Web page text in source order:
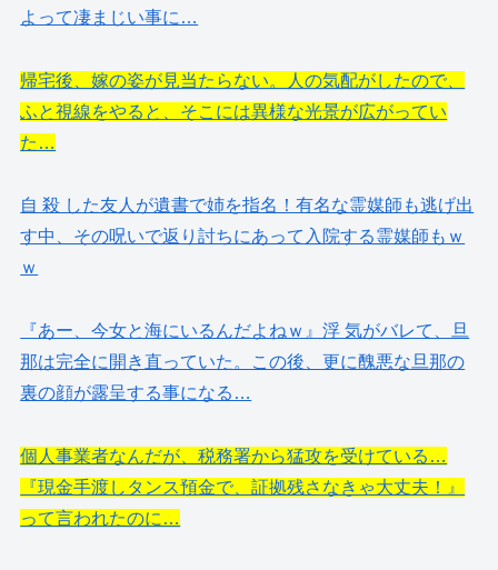
よって凄まじい事に…
帰宅後、嫁の姿が見当たらない。人の気配がしたので、
ふと視線をやると、そこには異様な光景が広がってい
た…
自 殺 した友人が遺書で姉を指名！有名な霊媒師も逃げ出
す中、その呪いで返り討ちにあって入院する霊媒師もｗ
ｗ
『あー、今女と海にいるんだよねｗ』浮 気がバレて、旦
那は完全に開き直っていた。この後、更に醜悪な旦那の
裏の顔が露呈する事になる…
個人事業者なんだが、税務署から猛攻を受けている…
『現金手渡しタンス預金で、証拠残さなきゃ大丈夫！』
って言われたのに…